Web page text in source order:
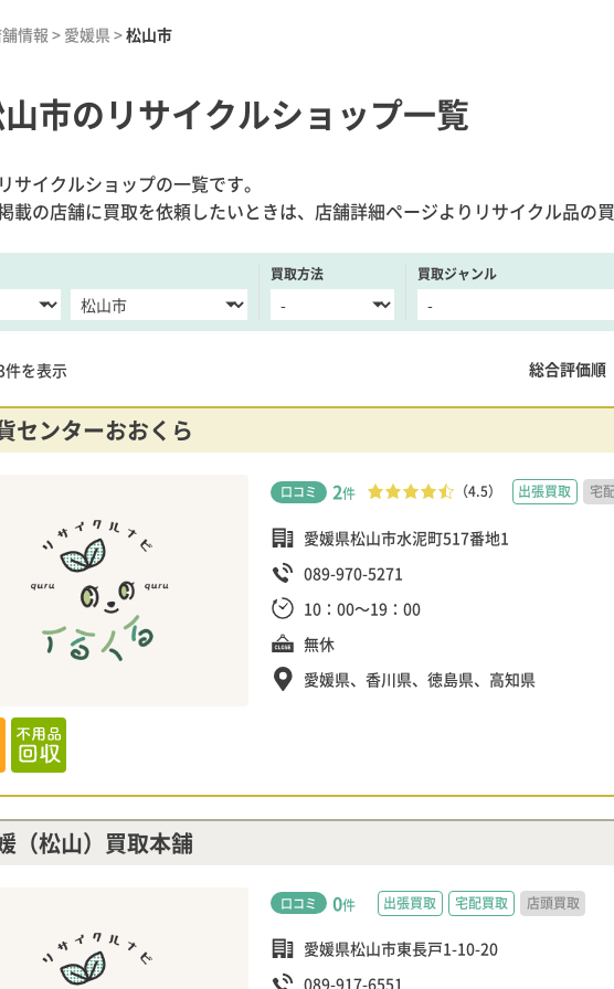
情報 > 愛媛県 >松山市
市のリサイクルショップ一覧
サイクルショップの一覧です。
載の店舗に買取を依頼したいときは、店舗詳細ページよりリサイクル品の
買取方法 買取ジャンル
件を表示 総合評価順
センターおおくら
口コミ 2件 （4.5） 出張買取 宅
愛媛県松山市水泥町517番地1
089-970-5271
10：00～19：00
無休
愛媛県、香川県、徳島県、高知県
（松山）買取本舗
口コミ 0件 出張買取 宅配買取 店頭買取
愛媛県松山市東長戸1-10-20
089-917-6551